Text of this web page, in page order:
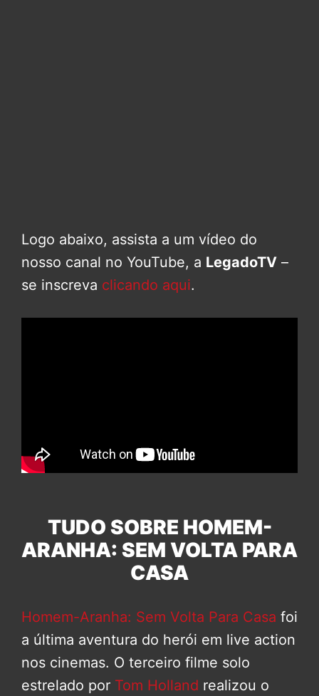
Logo abaixo, assista a um vídeo do
nosso canal no YouTube, a LegadoTV –
se inscreva clicando aqui.
TUDO SOBRE HOMEM-
ARANHA: SEM VOLTA PARA
CASA
Homem-Aranha: Sem Volta Para Casa foi
a última aventura do herói em live action
nos cinemas. O terceiro filme solo
estrelado por Tom Holland realizou o